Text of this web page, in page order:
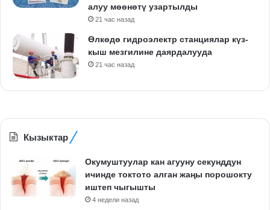
алуу мөөнөтү узартылды
21 час назад
Өлкөдө гидроэлектр станциялар күз-
кыш мезгилине даярдалууда
21 час назад
Кызыктар
Окумуштуулар кан агууну секунддун
ичинде токтото алган жаңы порошокту
иштеп чыгышты
4 недели назад